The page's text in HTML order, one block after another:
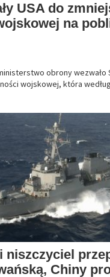
USA do
na
obrony wezwało
wojskowej, która
Chiny